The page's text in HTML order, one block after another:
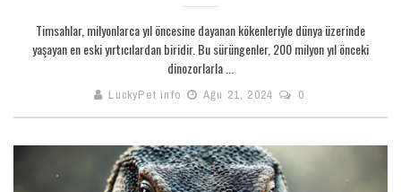
Timsahlar, milyonlarca yıl öncesine dayanan kökenleriyle dünya üzerinde
yaşayan en eski yırtıcılardan biridir. Bu sürüngenler, 200 milyon yıl önceki
dinozorlarla ...
LuckyPet info Ağu 21, 2024 0